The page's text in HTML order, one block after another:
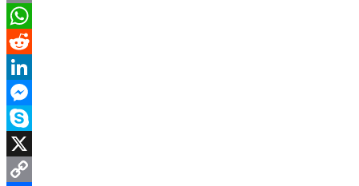
Email
WhatsApp
Reddit
LinkedIn
Messenger
Skype
X